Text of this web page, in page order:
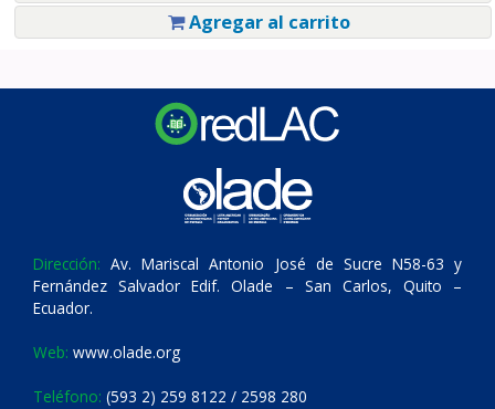
Agregar al carrito
Dirección: Av. Mariscal Antonio José de Sucre N58-63 y
Fernández Salvador Edif. Olade – San Carlos, Quito –
Ecuador.
Web: www.olade.org
Teléfono: (593 2) 259 8122 / 2598 280